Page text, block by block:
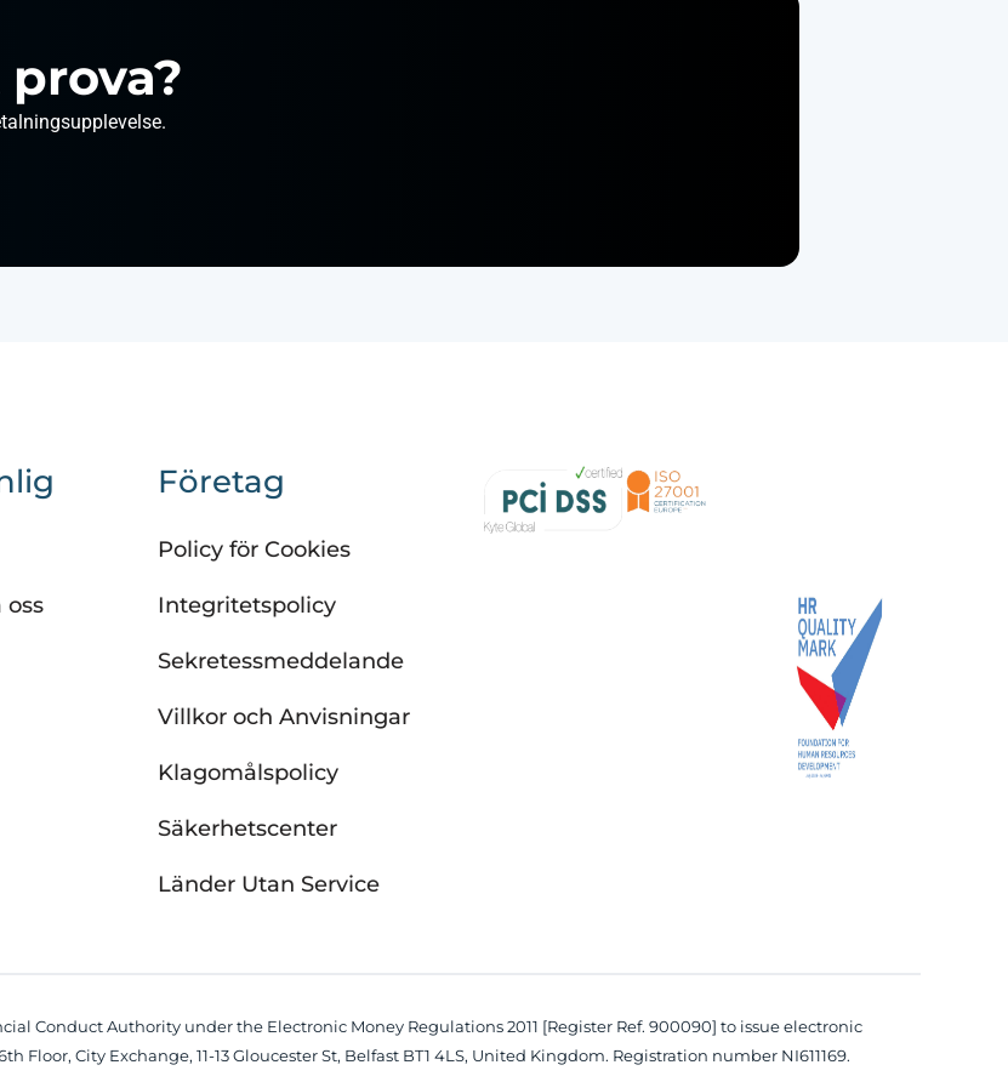
Conduct Authority under the Electronic Money Regulations 2011 [Register Ref. 900090] to issue electronic
City Exchange, 11-13 Gloucester St, Belfast BT1 4LS, United Kingdom. Registration number NI611169.
oss
Företag
Policy för Cookies
Integritetspolicy
Sekretessmeddelande
Villkor och Anvisningar
Klagomålspolicy
Säkerhetscenter
Länder Utan Service